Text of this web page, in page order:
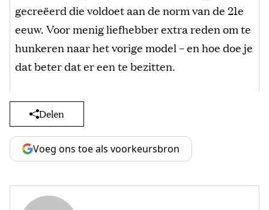
gecreëerd die voldoet aan de norm van de 21e
eeuw. Voor menig liefhebber extra reden om te
hunkeren naar het vorige model – en hoe doe je
dat beter dat er een te bezitten.
Delen
Voeg ons toe als voorkeursbron